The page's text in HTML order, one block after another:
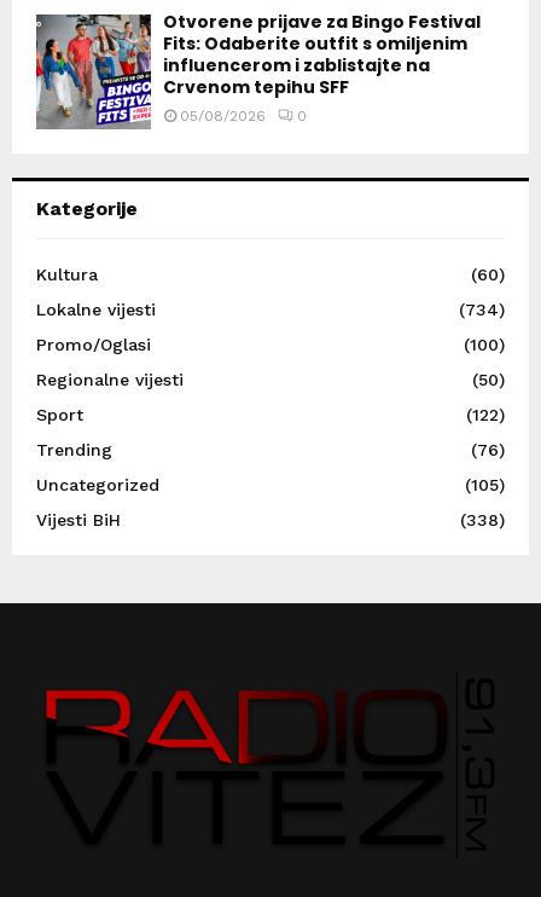
Otvorene prijave za Bingo Festival
Fits: Odaberite outfit s omiljenim
influencerom i zablistajte na
Crvenom tepihu SFF
05/08/2026 0
Kategorije
Kultura
(60)
Lokalne vijesti
(734)
Promo/Oglasi
(100)
Regionalne vijesti
(50)
Sport
(122)
Trending
(76)
Uncategorized
(105)
Vijesti BiH
(338)